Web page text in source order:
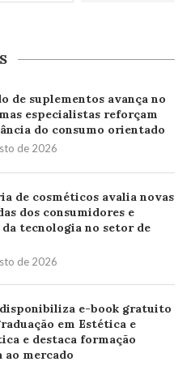
de suplementos avança no
especialistas reforçam
do consumo orientado
de 2026
de cosméticos avalia novas
dos consumidores e
da tecnologia no setor de
de 2026
e-book gratuito
em Estética e
e destaca formação
ao mercado